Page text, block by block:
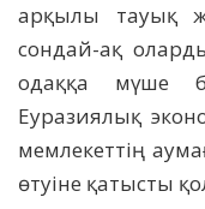
арқылы тауық
сондай-ақ
одаққа мүше
Еуразиялық
мемлекеттің
өтуіне қатысты